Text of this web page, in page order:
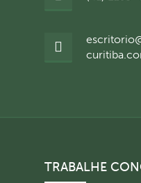
TRABALHE